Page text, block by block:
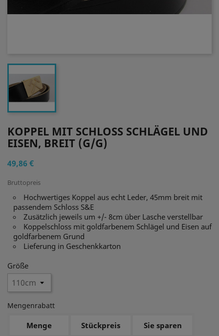
KOPPEL MIT SCHLOSS SCHLÄGEL UND
EISEN, BREIT (G/G)
49,86 €
Bruttopreis
Hochwertiges Koppel aus echt Leder, 45mm breit mit
passendem Schloss S&E
Zusätzlich jeweils um +/- 8cm über Lasche verstellbar
Koppelschloss mit goldfarbenem Schlägel und Eisen auf
goldfarbenem Grund
Lieferung in Geschenkkarton
Größe
Mengenrabatt
Menge Stückpreis Sie sparen